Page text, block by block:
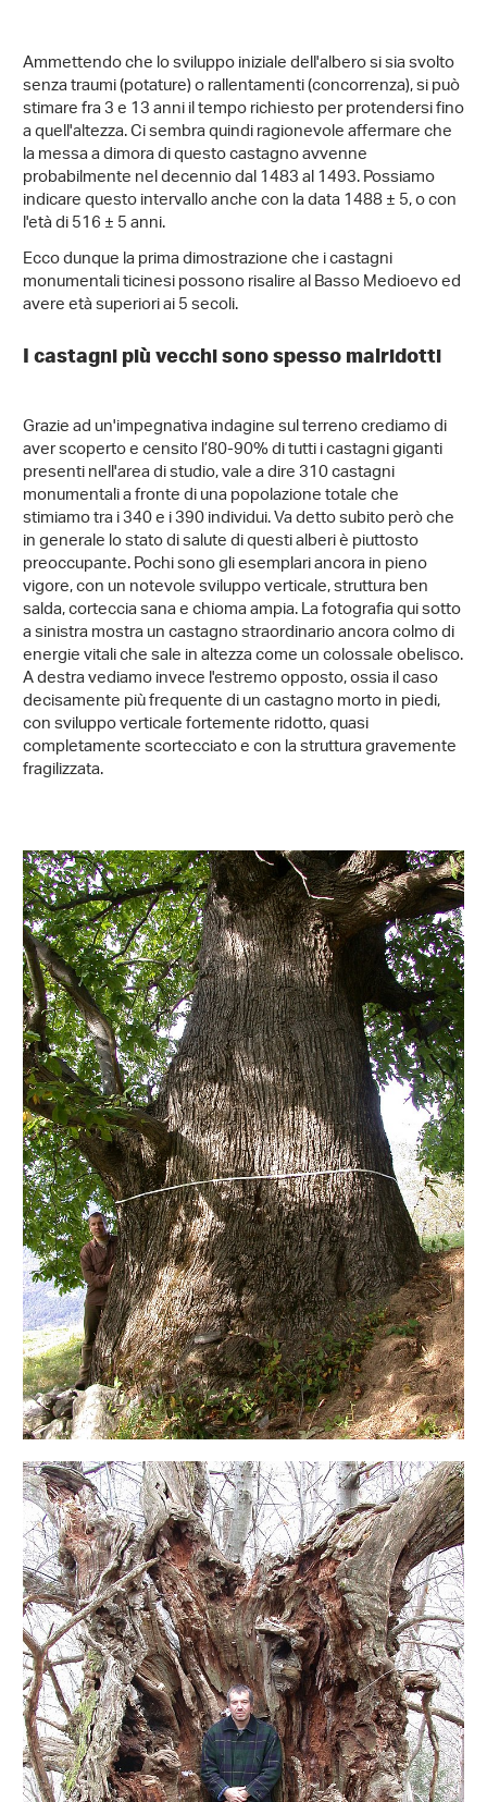
Ammettendo che lo sviluppo iniziale dell'albero si sia svolto
senza traumi (potature) o rallentamenti (concorrenza), si può
stimare fra 3 e 13 anni il tempo richiesto per protendersi fino
a quell'altezza. Ci sembra quindi ragionevole affermare che
la messa a dimora di questo castagno avvenne
probabilmente nel decennio dal 1483 al 1493. Possiamo
indicare questo intervallo anche con la data 1488 ± 5, o con
l'età di 516 ± 5 anni.
Ecco dunque la prima dimostrazione che i castagni
monumentali ticinesi possono risalire al Basso Medioevo ed
avere età superiori ai 5 secoli.
I castagni più vecchi sono spesso malridotti
Grazie ad un'impegnativa indagine sul terreno crediamo di
aver scoperto e censito l’80-90% di tutti i castagni giganti
presenti nell'area di studio, vale a dire 310 castagni
monumentali a fronte di una popolazione totale che
stimiamo tra i 340 e i 390 individui. Va detto subito però che
in generale lo stato di salute di questi alberi è piuttosto
preoccupante. Pochi sono gli esemplari ancora in pieno
vigore, con un notevole sviluppo verticale, struttura ben
salda, corteccia sana e chioma ampia. La fotografia qui sotto
a sinistra mostra un castagno straordinario ancora colmo di
energie vitali che sale in altezza come un colossale obelisco.
A destra vediamo invece l'estremo opposto, ossia il caso
decisamente più frequente di un castagno morto in piedi,
con sviluppo verticale fortemente ridotto, quasi
completamente scortecciato e con la struttura gravemente
fragilizzata.